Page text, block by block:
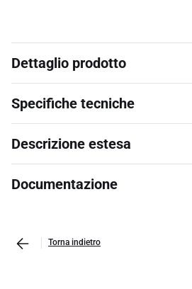
Dettaglio prodotto
Specifiche tecniche
Descrizione estesa
Documentazione
Torna indietro